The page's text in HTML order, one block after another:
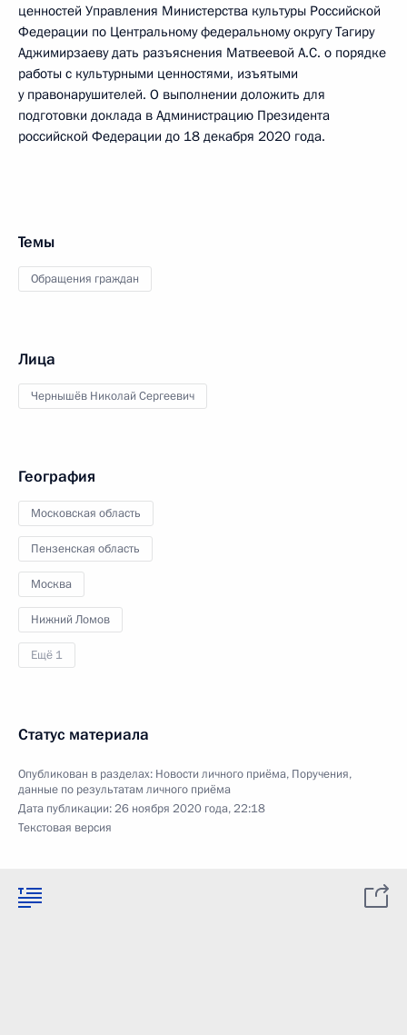
ценностей Управления Министерства культуры Российской
Федерации по Центральному федеральному округу Тагиру
Аджимирзаеву дать разъяснения Матвеевой А.С. о порядке
работы с культурными ценностями, изъятыми
у правонарушителей. О выполнении доложить для
подготовки доклада в Администрацию Президента
российской Федерации до 18 декабря 2020 года.
Темы
Обращения граждан
Лица
Чернышёв Николай Сергеевич
География
Московская область
Пензенская область
Москва
Нижний Ломов
Ещё 1
Статус материала
Опубликован в разделах: Новости личного приёма, Поручения,
данные по результатам личного приёма
Дата публикации:26 ноября 2020 года, 22:18
Текстовая версия